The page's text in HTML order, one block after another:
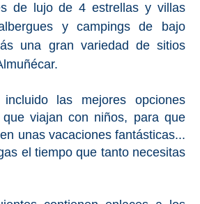
de lujo de 4 estrellas y villas
y campings de bajo
una gran variedad de sitios
incluido las mejores opciones
viajan con niños, para que
unas vacaciones fantásticas...
el tiempo que tanto necesitas